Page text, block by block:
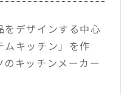
デザインする中心
ムキッチン」を作
キッチンメーカー